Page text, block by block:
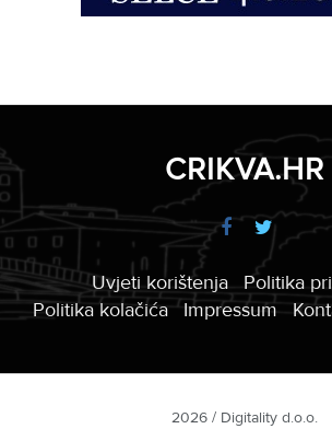
CRIKVA.HR
Uvjeti korištenja
Politika
Politika kolačića
Impressum
2026 / Digitality d.o.o.